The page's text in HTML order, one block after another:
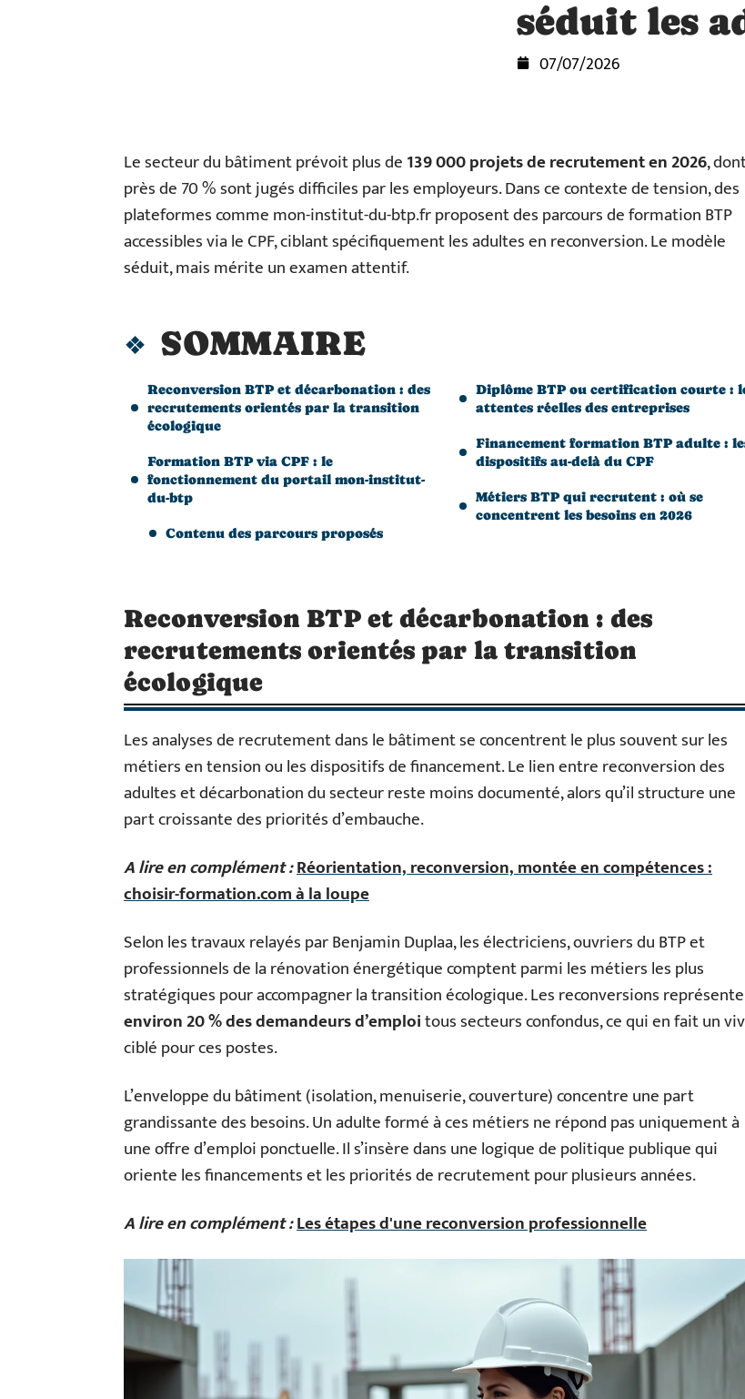
séduit les
07/07/2026
Le secteur du bâtiment prévoit plus de139 000 projets de recrutement en 2026,
près de 70 % sont jugés difficiles par les employeurs. Dans ce contexte de tension, des
plateformes comme mon-institut-du-btp.fr proposent des parcours de formation BTP
accessibles via le CPF, ciblant spécifiquement les adultes en reconversion. Le modèle
séduit, mais mérite un examen attentif.
SOMMAIRE
Reconversion BTP et décarbonation : des
recrutements orientés par la transition
écologique
Formation BTP via CPF : le
fonctionnement du portail mon-institut-
du-btp
Contenu des parcours proposés
Diplôme BTP ou certification courte :
attentes réelles des entreprises
Financement formation BTP adulte :
dispositifs au-delà du CPF
Métiers BTP qui recrutent : où se
concentrent les besoins en 2026
Reconversion BTP et décarbonation : des
recrutements orientés par la transition
écologique
Les analyses de recrutement dans le bâtiment se concentrent le plus souvent sur les
métiers en tension ou les dispositifs de financement. Le lien entre reconversion des
adultes et décarbonation du secteur reste moins documenté, alors qu’il structure une
part croissante des priorités d’embauche.
A lire en complément :Réorientation, reconversion, montée en compétences :
choisir-formation.com à la loupe
Selon les travaux relayés par Benjamin Duplaa, les électriciens, ouvriers du BTP et
professionnels de la rénovation énergétique comptent parmi les métiers les plus
stratégiques pour accompagner la transition écologique. Les reconversions
environ 20 % des demandeurs d’emploitous secteurs confondus, ce qui en fait un
ciblé pour ces postes.
L’enveloppe du bâtiment (isolation, menuiserie, couverture) concentre une part
grandissante des besoins. Un adulte formé à ces métiers ne répond pas uniquement à
une offre d’emploi ponctuelle. Il s’insère dans une logique de politique publique qui
oriente les financements et les priorités de recrutement pour plusieurs années.
A lire en complément :Les étapes d'une reconversion professionnelle